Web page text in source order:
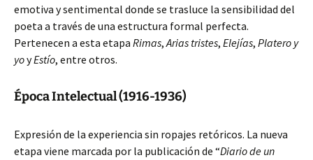
emotiva y sentimental donde se trasluce la sensibilidad del
poeta a través de una estructura formal perfecta.
Pertenecen a esta etapa Rimas,Arias tristes, Elejías, Platero y
yoyEstío, entre otros.
Época Intelectual (1916-1936)
Expresión de la experiencia sin ropajes retóricos. La nueva
etapa viene marcada por la publicación de “Diario de un